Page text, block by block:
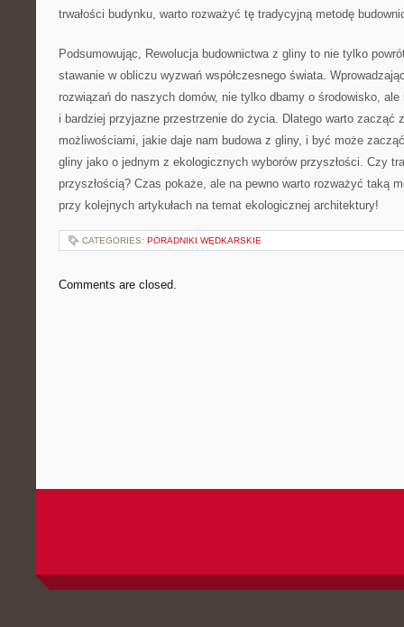
trwałości budynku, warto rozważyć ⁢tę ⁢tradycyjną​ metodę
Podsumowując, ‍Rewolucja budownictwa ‍z gliny to ⁣nie tylko
⁢stawanie w obliczu wyzwań współczesnego⁤ świata.
rozwiązań​ do naszych domów, nie tylko dbamy o środowisko,
i bardziej przyjazne przestrzenie do ‍życia. ⁣Dlatego ⁢warto zacząć
możliwościami, jakie‍ daje nam budowa z gliny, i być może
gliny jako o⁤ jednym z ekologicznych wyborów⁣ przyszłości. Czy
przyszłością? ‌Czas⁤ pokaże, ale na pewno warto rozważyć taką
przy kolejnych artykułach‌ na temat ekologicznej architektury!
CATEGORIES: PORADNIKI WĘDKARSKIE
Comments are closed.